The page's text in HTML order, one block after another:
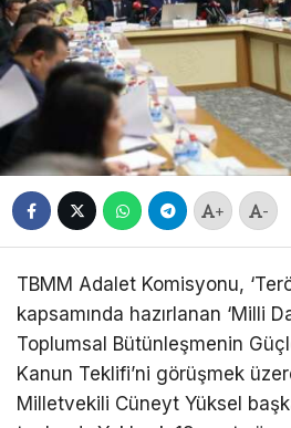
+ -
TBMM Adalet Komisyonu,
kapsamında hazırlanan ‘Milli
Toplumsal Bütünleşmenin
Kanun Teklifi’ni görüşmek
Milletvekili Cüneyt Yüksel